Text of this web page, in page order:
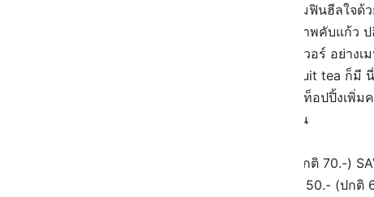
🍵 WFH ยาวๆ แบบนี้ มาเติมความฟินฮีลใจ
หนึ่งแม่ ! หากินง่าย ราคาเริ่ด คุณภาพคับแก้ว
🥤 เมนูก็คือมีให้เลือกจุใจ น่าลองเวอร์ อย่าง
ฮิต เพียง 60.- หรือเซ็ต Milk tea Fruit tea ก็มี
ความเข้มข้นของชานมแล้ว จะขาดท็อปปิ้งเพิ่ม
พุดดิ้งไข่ บุก ไข่มุก น่ากินทั้งนั้นนนน
- ชานมไข่มุก 2 แก้ว เหลือ 55.- (ปกติ 70.-)
- ชานมไข่มุก + ชาเขียวมะลิ เหลือ 50.- (ปกติ